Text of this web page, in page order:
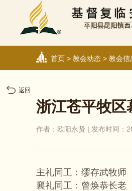
首页> 教会动态> 教会信
返回
浙江苍平牧区
作者：欧阳永贤 | 发布时间：
主礼同工：缪存武牧师
襄礼同工：曾焕恭长老